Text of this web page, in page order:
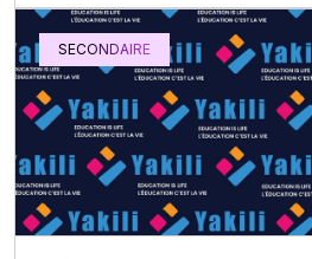
SECONDAIRE